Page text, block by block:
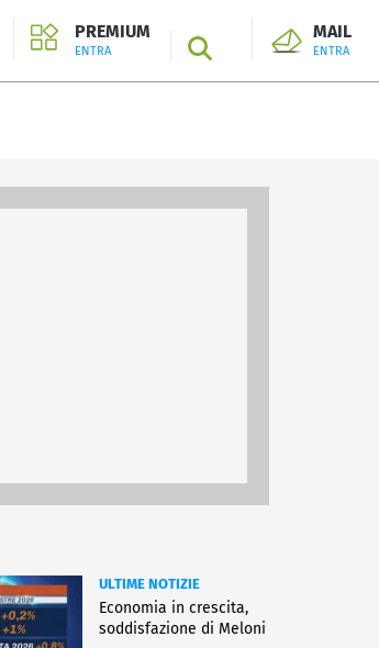
PREMIUM
ENTRA SEARCH
MAIL
ENTRA
ULTIME NOTIZIE
Economia in crescita,
soddisfazione di Meloni